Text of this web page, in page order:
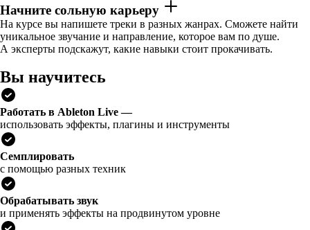
Начните сольную карьеру
На курсе вы напишете треки в разных жанрах. Сможете найти
уникальное звучание и направление, которое вам по душе.
А эксперты подскажут, какие навыки стоит прокачивать.
Вы научитесь
Работать в Ableton Live —
использовать эффекты, плагины и инструменты
Семплировать
с помощью разных техник
Обрабатывать звук
и применять эффекты на продвинутом уровне